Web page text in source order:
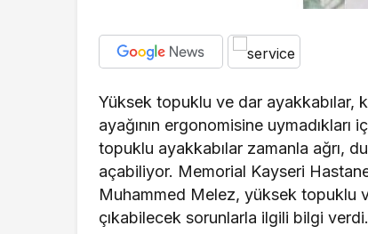
Yüksek topuklu ve dar ayakkabılar,
ayağının ergonomisine
topuklu ayakkabılar zamanla ağrı,
açabiliyor. Memorial Kayseri
Muhammed Melez, yüksek topuklu
çıkabilecek sorunlarla ilgili bilgi verdi.